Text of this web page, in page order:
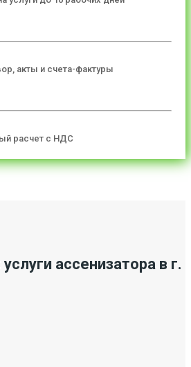
акты и счета-фактуры
расчет с НДС
ассенизатора в г.